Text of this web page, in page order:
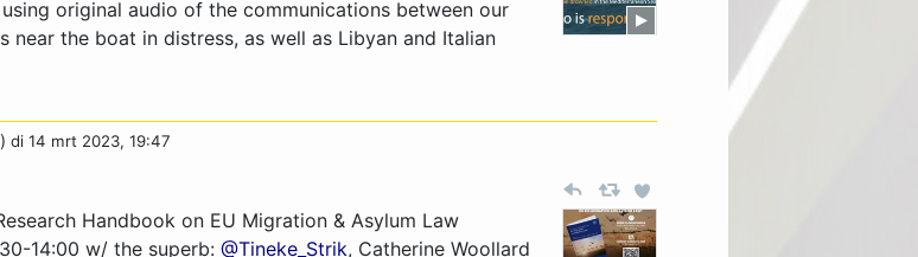
original audio of the communications between our
near the boat in distress, as well as Libyan and Italian
di 14 mrt 2023, 19:47
Handbook on EU Migration & Asylum Law
14:00 w/ the superb: @Tineke_Strik, Catherine Woollard